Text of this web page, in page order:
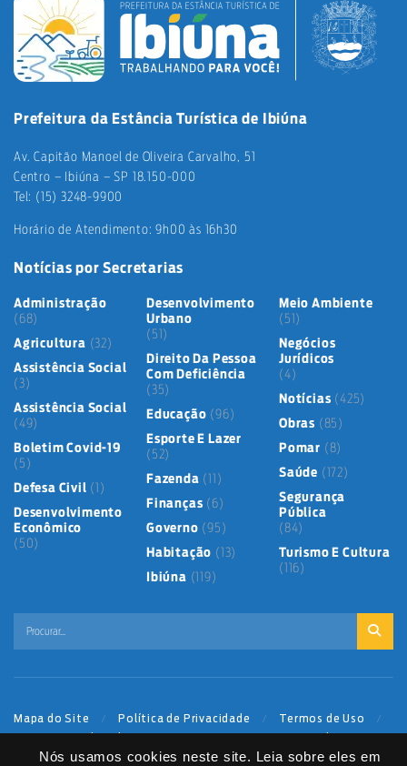
Nós usamos cookies neste site. Leia sobre eles em
Prefeitura da Estância Turística de Ibiúna
Av. Capitão Manoel de Oliveira Carvalho, 51
Centro – Ibiúna – SP 18.150-000
Tel: (15) 3248-9900
Horário de Atendimento: 9h00 às 16h30
Notícias por Secretarias
Administração
(68)
Agricultura (32)
Assistência Social
(3)
Assistência Social
(49)
Boletim Covid-19
(5)
Defesa Civil (1)
Desenvolvimento
Econômico
(50)
Desenvolvimento
Urbano
(51)
Direito Da Pessoa
Com Deficiência
(35)
Educação (96)
Esporte E Lazer
(52)
Fazenda (11)
Finanças (6)
Governo (95)
Habitação (13)
Ibiúna (119)
Meio Ambiente
(51)
Negócios
Jurídicos
(4)
Notícias (425)
Obras (85)
Pomar (8)
Saúde (172)
Segurança
Pública
(84)
Turismo E Cultura
(116)
Mapa do Site Política de Privacidade
Termos de Uso
LGPD
Dados abertos Serviços Digitais Fale Direto